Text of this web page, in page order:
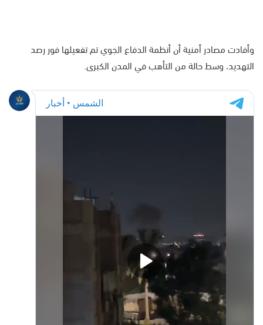
وأفادت مصادر أمنية أن أنظمة الدفاع الجوي تم تفعيلها فور رصد
التهديد، وسط حالة من التأهب في المدن الكبرى.